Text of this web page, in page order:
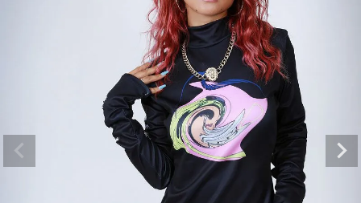
＝ボムシェル】はダンス衣装専門ブランド。
衣装ならお任せ！オリジナル衣装やダンス衣装のトータル
ィネートのご提案。 ボムシェルならではの最新で斬新な
えをお届け。 撮影で使用してる小物や靴などダンサー必
ーデはイメージしやすく、全てボムシェルでご購入可能。
とは差別化出来るしっかりした衣装のご提案はダンサー
ージ映えを全力で応援してます。
【B/
「これど
好き女子
レッスン